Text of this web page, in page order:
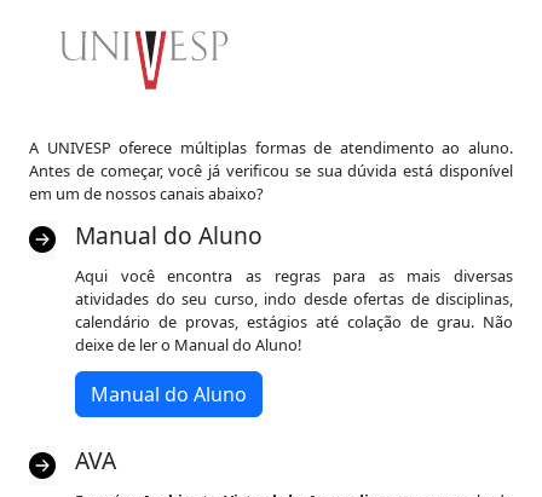
A UNIVESP oferece múltiplas formas de atendimento ao aluno.
Antes de começar, você já verificou se sua dúvida está disponível
em um de nossos canais abaixo?
Manual do Aluno
Aqui você encontra as regras para as mais diversas
atividades do seu curso, indo desde ofertas de disciplinas,
calendário de provas, estágios até colação de grau. Não
deixe de ler o Manual do Aluno!
Manual do Aluno
AVA